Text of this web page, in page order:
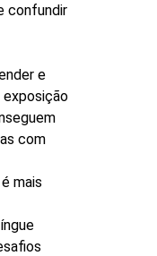
confundir
e
exposição
com
mais